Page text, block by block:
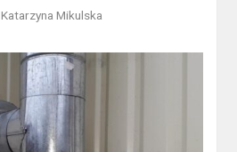
Katarzyna Mikulska